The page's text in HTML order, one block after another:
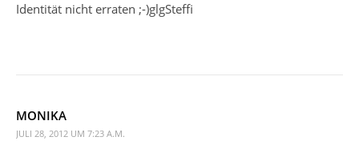
Identität nicht erraten ;-)glgSteffi
MONIKA
JULI 28, 2012 UM 7:23 A.M.